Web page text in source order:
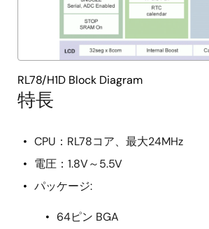
特長
CPU：RL78コア、最大24MHz
電圧：1.8V～5.5V
パッケージ:
64ピン BGA
RL78/H1D Block Diagram